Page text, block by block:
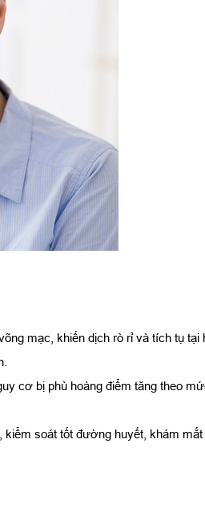
mạc, khiến dịch rò rỉ và tích tụ tại
cơ bị phù hoàng điểm tăng theo
soát tốt đường huyết, khám